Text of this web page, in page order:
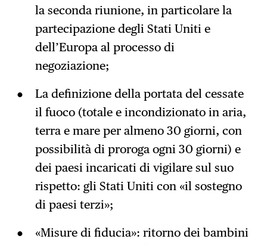
la seconda riunione, in particolare la
partecipazione degli Stati Uniti e
dell’Europa al processo di
negoziazione;
La definizione della portata del cessate
il fuoco (totale e incondizionato in aria,
terra e mare per almeno 30 giorni, con
possibilità di proroga ogni 30 giorni) e
dei paesi incaricati di vigilare sul suo
rispetto: gli Stati Uniti con «il sostegno
di paesi terzi»;
«Misure di fiducia»: ritorno dei bambini